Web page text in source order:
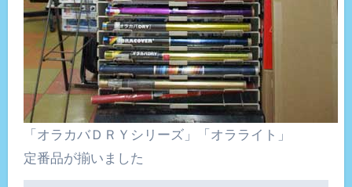
「オラカバＤＲＹシリーズ」「オラライト」
定番品が揃いました